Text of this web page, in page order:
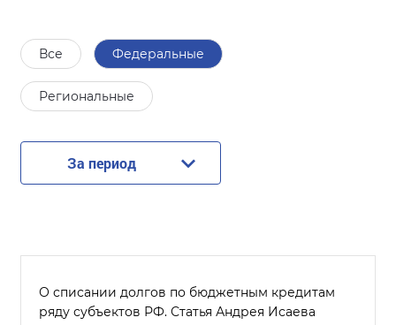
Все Федеральные
Региональные
За период
О списании долгов по бюджетным кредитам
ряду субъектов РФ. Статья Андрея Исаева